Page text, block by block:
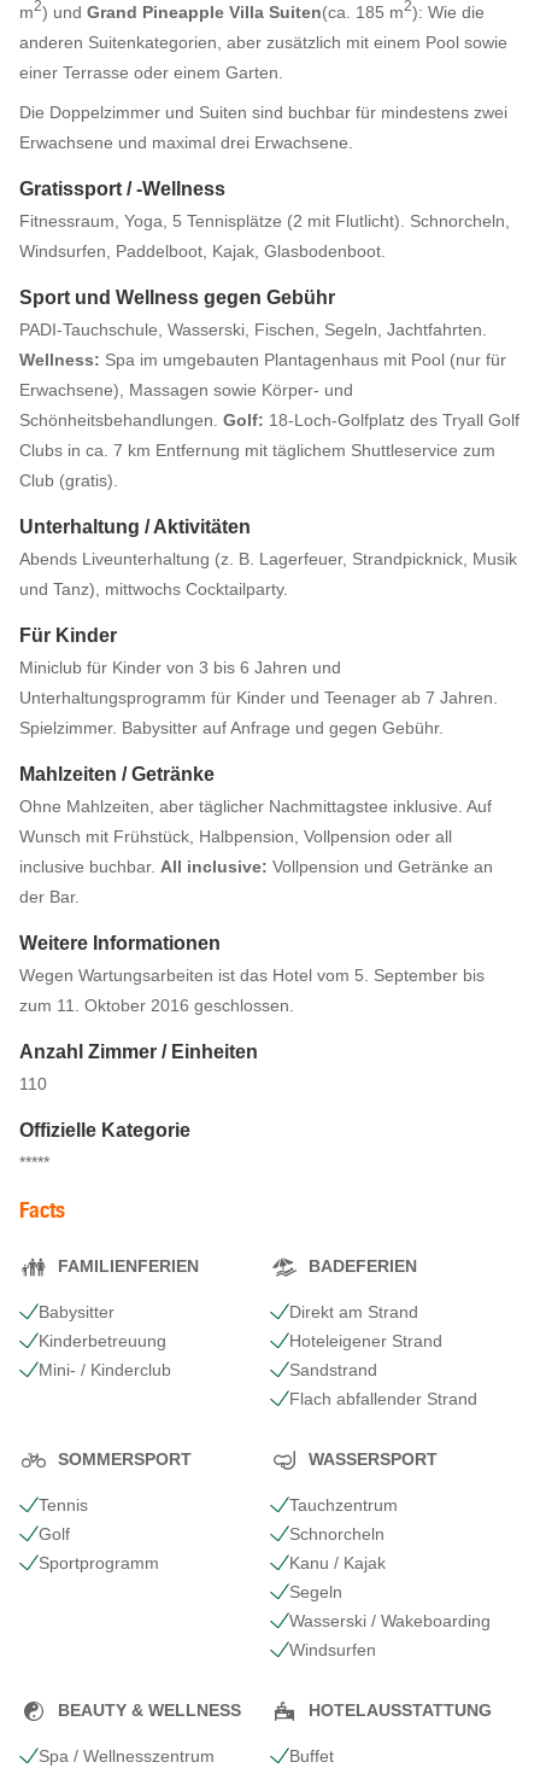
m2) und Grand Pineapple Villa Suiten(ca. 185 m2): Wie die
anderen Suitenkategorien, aber zusätzlich mit einem Pool sowie
einer Terrasse oder einem Garten.
Die Doppelzimmer und Suiten sind buchbar für mindestens zwei
Erwachsene und maximal drei Erwachsene.
Gratissport / -Wellness
Fitnessraum, Yoga, 5 Tennisplätze (2 mit Flutlicht). Schnorcheln,
Windsurfen, Paddelboot, Kajak, Glasbodenboot.
Sport und Wellness gegen Gebühr
PADI-Tauchschule, Wasserski, Fischen, Segeln, Jachtfahrten.
Wellness: Spa im umgebauten Plantagenhaus mit Pool (nur für
Erwachsene), Massagen sowie Körper- und
Schönheitsbehandlungen. Golf: 18-Loch-Golfplatz des Tryall Golf
Clubs in ca. 7 km Entfernung mit täglichem Shuttleservice zum
Club (gratis).
Unterhaltung / Aktivitäten
Abends Liveunterhaltung (z. B. Lagerfeuer, Strandpicknick, Musik
und Tanz), mittwochs Cocktailparty.
Für Kinder
Miniclub für Kinder von 3 bis 6 Jahren und
Unterhaltungsprogramm für Kinder und Teenager ab 7 Jahren.
Spielzimmer. Babysitter auf Anfrage und gegen Gebühr.
Mahlzeiten / Getränke
Ohne Mahlzeiten, aber täglicher Nachmittagstee inklusive. Auf
Wunsch mit Frühstück, Halbpension, Vollpension oder all
inclusive buchbar. All inclusive: Vollpension und Getränke an
der Bar.
Weitere Informationen
Wegen Wartungsarbeiten ist das Hotel vom 5. September bis
zum 11. Oktober 2016 geschlossen.
Anzahl Zimmer / Einheiten
110
Offizielle Kategorie
*****
Facts
FAMILIENFERIEN
Babysitter
Kinderbetreuung
Mini- / Kinderclub
BADEFERIEN
Direkt am Strand
Hoteleigener Strand
Sandstrand
Flach abfallender Strand
SOMMERSPORT
Tennis
Golf
Sportprogramm
WASSERSPORT
Tauchzentrum
Schnorcheln
Kanu / Kajak
Segeln
Wasserski / Wakeboarding
Windsurfen
BEAUTY & WELLNESS
Spa / Wellnesszentrum
HOTELAUSSTATTUNG
Buffet